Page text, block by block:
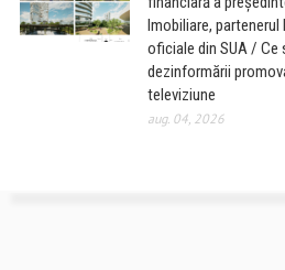
Imobiliare,
oficiale din SUA / Ce
dezinformării
televiziune
aug. 04, 2026